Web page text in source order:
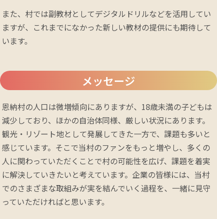
また、村では副教材としてデジタルドリルなどを活用してい
ますが、これまでになかった新しい教材の提供にも期待して
います。
メッセージ
恩納村の人口は微増傾向にありますが、18歳未満の子どもは
減少しており、ほかの自治体同様、厳しい状況にあります。
観光・リゾート地として発展してきた一方で、課題も多いと
感じています。そこで当村のファンをもっと増やし、多くの
人に関わっていただくことで村の可能性を広げ、課題を着実
に解決していきたいと考えています。企業の皆様には、当村
でのさまざまな取組みが実を結んでいく過程を、一緒に見守
っていただければと思います。